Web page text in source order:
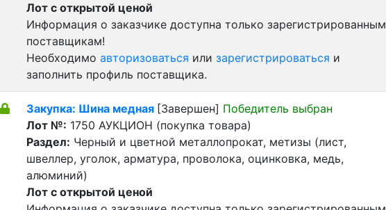
Лот с открытой ценой
Информация о заказчике доступна только зарегистрированным
поставщикам!
Необходимо авторизоваться или зарегистрироваться и
заполнить профиль поставщика.
Закупка: Шина медная [Завершен] Победитель выбран
Лот №: 1750 АУКЦИОН (покупка товара)
Раздел: Черный и цветной металлопрокат, метизы (лист,
швеллер, уголок, арматура, проволока, оцинковка, медь,
алюминий)
Лот с открытой ценой